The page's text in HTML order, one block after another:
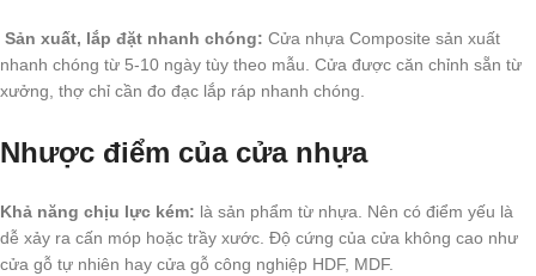
Sản xuất, lắp đặt nhanh chóng: Cửa nhựa Composite sản xuất
nhanh chóng từ 5-10 ngày tùy theo mẫu. Cửa được căn chỉnh sẵn từ
xưởng, thợ chỉ cần đo đạc lắp ráp nhanh chóng.
Nhược điểm của cửa nhựa
Khả năng chịu lực kém: là sản phẩm từ nhựa. Nên có điểm yếu là
dễ xảy ra cấn móp hoặc trầy xước. Độ cứng của cửa không cao như
cửa gỗ tự nhiên hay cửa gỗ công nghiệp HDF, MDF.